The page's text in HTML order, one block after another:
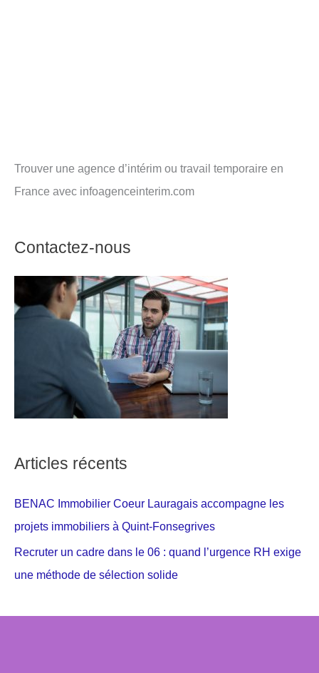
Trouver une agence d’intérim ou travail temporaire en
France avec infoagenceinterim.com
Contactez-nous
Articles récents
BENAC Immobilier Coeur Lauragais accompagne les
projets immobiliers à Quint-Fonsegrives
Recruter un cadre dans le 06 : quand l’urgence RH exige
une méthode de sélection solide